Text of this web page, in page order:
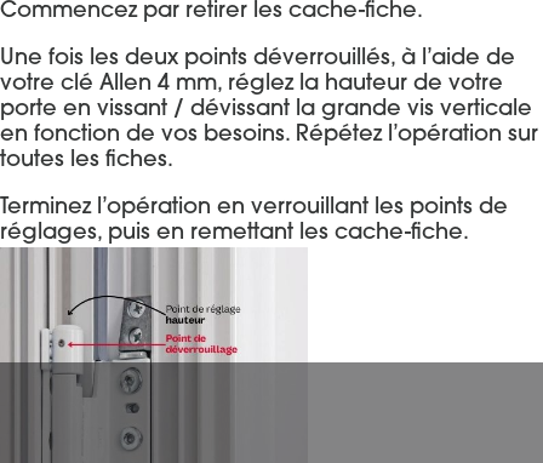
Commencez par retirer les cache-fiche.
Une fois les deux points déverrouillés, à l’aide de
votre clé Allen 4 mm, réglez la hauteur de votre
porte en vissant / dévissant la grande vis verticale
en fonction de vos besoins. Répétez l’opération sur
toutes les fiches.
Terminez l’opération en verrouillant les points de
réglages, puis en remettant les cache-fiche.